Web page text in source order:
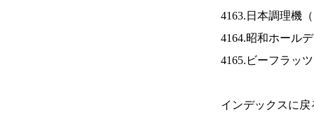
4163.日本調理機（
4164.昭和ホール
4165.ビーフラッ
インデックスに戻